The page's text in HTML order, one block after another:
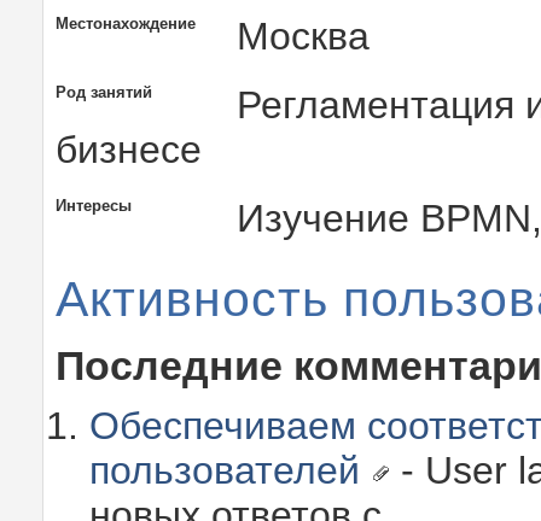
Местонахождение Москва
Род занятий
Регламентация
бизнесе
Интересы Изучение
Активность
Последние
Обеспечиваем
пользователей
- User